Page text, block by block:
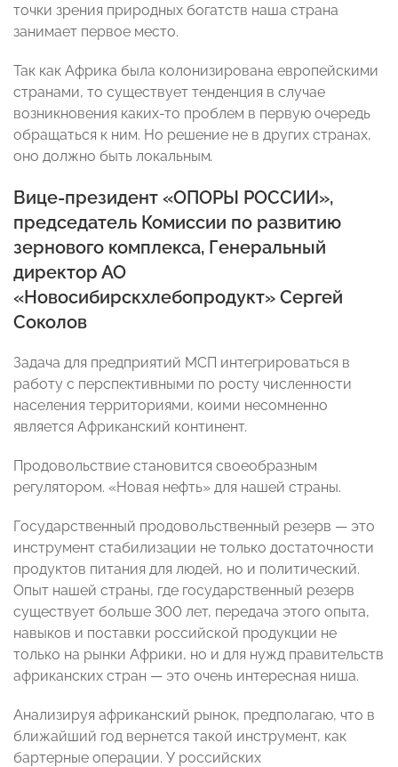
точки зрения природных богатств наша страна
занимает первое место.
Так как Африка была колонизирована европейскими
странами, то существует тенденция в случае
возникновения каких-то проблем в первую очередь
обращаться к ним. Но решение не в других странах,
оно должно быть локальным.
Вице-президент «ОПОРЫ РОССИИ»,
председатель Комиссии по развитию
зернового комплекса, Генеральный
директор АО
«Новосибирскхлебопродукт» Сергей
Соколов
Задача для предприятий МСП интегрироваться в
работу с перспективными по росту численности
населения территориями, коими несомненно
является Африканский континент.
Продовольствие становится своеобразным
регулятором. «Новая нефть» для нашей страны.
Государственный продовольственный резерв — это
инструмент стабилизации не только достаточности
продуктов питания для людей, но и политический.
Опыт нашей страны, где государственный резерв
существует больше 300 лет, передача этого опыта,
навыков и поставки российской продукции не
только на рынки Африки, но и для нужд правительств
африканских стран — это очень интересная ниша.
Анализируя африканский рынок, предполагаю, что в
ближайший год вернется такой инструмент, как
бартерные операции. У российских